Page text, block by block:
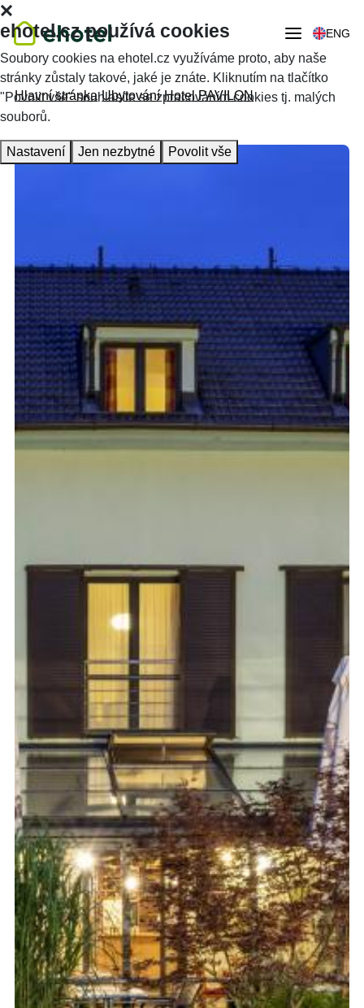
ENG
Hlavní stránka Ubytování Hotel PAVILON
ehotel.cz používá cookies
Soubory cookies na ehotel.cz využíváme proto, aby naše
stránky zůstaly takové, jaké je znáte. Kliknutím na tlačítko
"Povolit vše" souhlasíte se zpracováním cookies tj. malých
souborů.
Nastavení Jen nezbytné Povolit vše